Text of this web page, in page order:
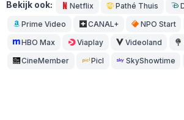
Bekijk ook: Netflix Pathé Thuis
Prime Video CANAL+ NPO Start
HBO Max Viaplay Videoland
CineMember Picl SkyShowtime